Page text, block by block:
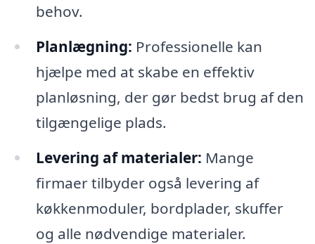
behov.
Planlægning: Professionelle kan
hjælpe med at skabe en effektiv
planløsning, der gør bedst brug af den
tilgængelige plads.
Levering af materialer: Mange
firmaer tilbyder også levering af
køkkenmoduler, bordplader, skuffer
og alle nødvendige materialer.